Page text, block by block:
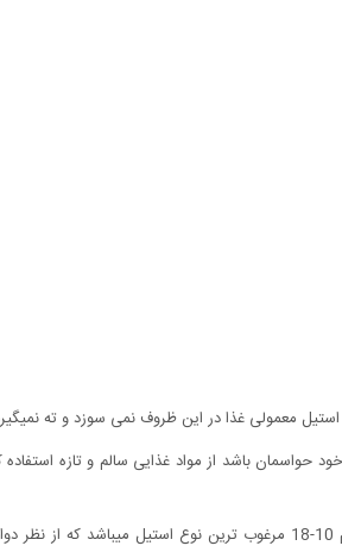
باشد از مواد غذایی سالم و تازه استفاده
ظروف آشپزخانه استیل سافینوکس با هدف تولید ظروف سلامت از بهترین نوع استیل استفاده میکند. استیل